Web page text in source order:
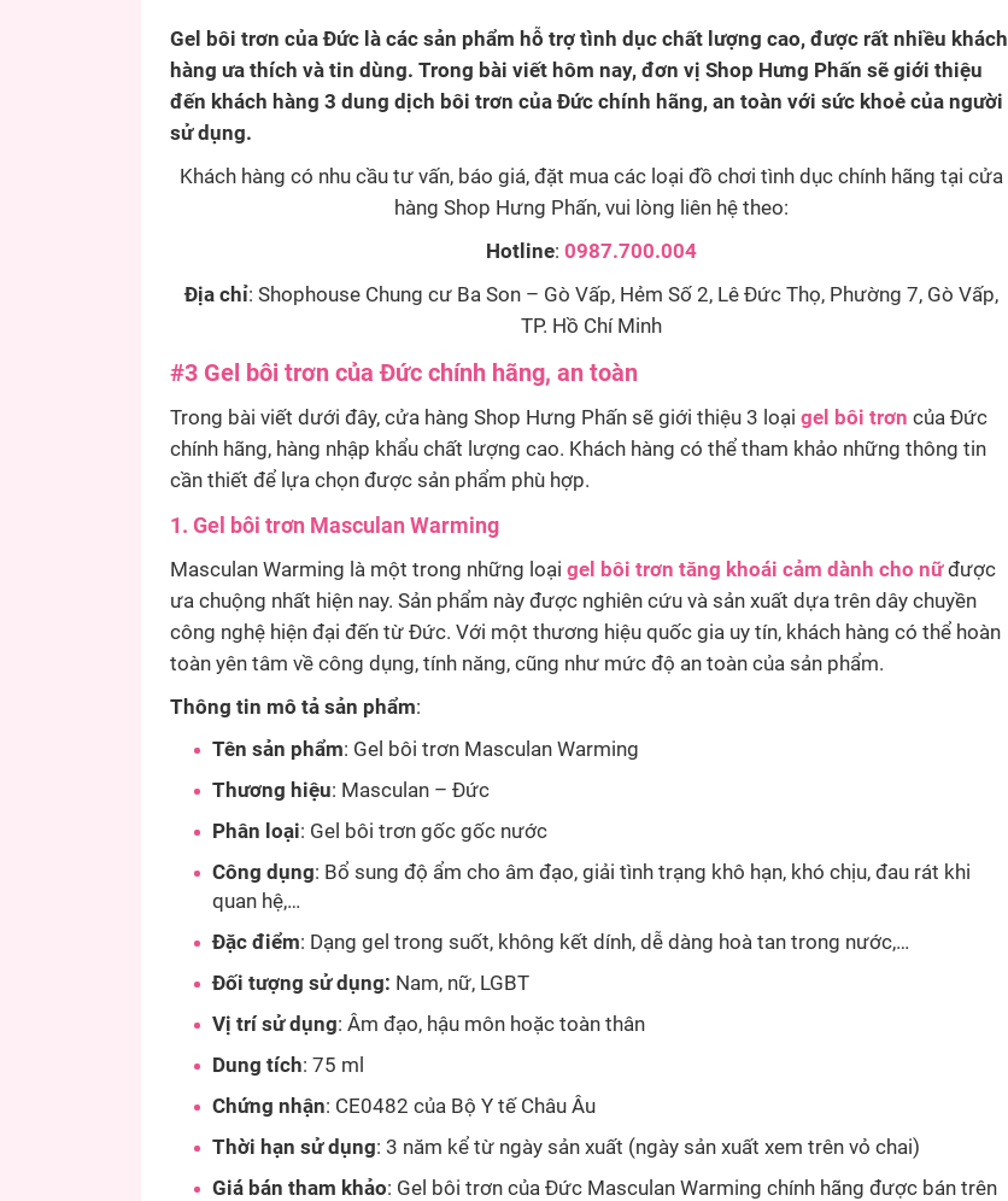
Gel bôi trơn của Đức là các sản phẩm hỗ trợ tình dục chất lượng cao, được rất nhiều khách
hàng ưa thích và tin dùng. Trong bài viết hôm nay, đơn vị Shop Hưng Phấn sẽ giới thiệu
đến khách hàng 3 dung dịch bôi trơn của Đức chính hãng, an toàn với sức khoẻ của người
sử dụng.
Khách hàng có nhu cầu tư vấn, báo giá, đặt mua các loại đồ chơi tình dục chính hãng tại cửa
hàng Shop Hưng Phấn, vui lòng liên hệ theo:
Hotline: 0987.700.004
Địa chỉ: Shophouse Chung cư Ba Son – Gò Vấp, Hẻm Số 2, Lê Đức Thọ, Phường 7, Gò Vấp,
TP. Hồ Chí Minh
#3 Gel bôi trơn của Đức chính hãng, an toàn
Trong bài viết dưới đây, cửa hàng Shop Hưng Phấn sẽ giới thiệu 3 loại gel bôi trơn của Đức
chính hãng, hàng nhập khẩu chất lượng cao. Khách hàng có thể tham khảo những thông tin
cần thiết để lựa chọn được sản phẩm phù hợp.
1. Gel bôi trơn Masculan Warming
Masculan Warming là một trong những loại gel bôi trơn tăng khoái cảm dành cho nữđược
ưa chuộng nhất hiện nay. Sản phẩm này được nghiên cứu và sản xuất dựa trên dây chuyền
công nghệ hiện đại đến từ Đức. Với một thương hiệu quốc gia uy tín, khách hàng có thể hoàn
toàn yên tâm về công dụng, tính năng, cũng như mức độ an toàn của sản phẩm.
Thông tin mô tả sản phẩm:
Tên sản phẩm: Gel bôi trơn Masculan Warming
Thương hiệu: Masculan – Đức
Phân loại: Gel bôi trơn gốc gốc nước
Công dụng: Bổ sung độ ẩm cho âm đạo, giải tình trạng khô hạn, khó chịu, đau rát khi
quan hệ,…
Đặc điểm: Dạng gel trong suốt, không kết dính, dễ dàng hoà tan trong nước,…
Đối tượng sử dụng: Nam, nữ, LGBT
Vị trí sử dụng: Âm đạo, hậu môn hoặc toàn thân
Dung tích: 75 ml
Chứng nhận: CE0482 của Bộ Y tế Châu Âu
Thời hạn sử dụng: 3 năm kể từ ngày sản xuất (ngày sản xuất xem trên vỏ chai)
Giá bán tham khảo: Gel bôi trơn của Đức Masculan Warming chính hãng được bán trên